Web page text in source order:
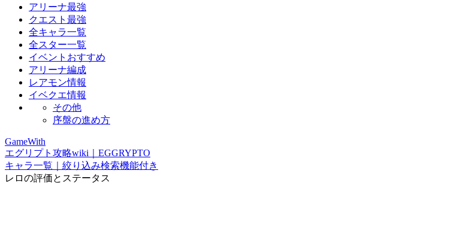
アリーナ最強
クエスト最強
全キャラ一覧
全スター一覧
イベントおすすめ
アリーナ編成
レアモン情報
イベクエ情報
その他
序盤の進め方
GameWith
エグリプト攻略wiki｜EGGRYPTO
キャラ一覧｜絞り込み検索機能付き
レロの評価とステータス